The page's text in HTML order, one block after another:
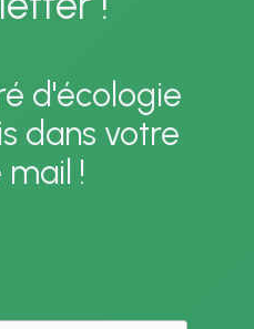
d'écologie
dans votre
!